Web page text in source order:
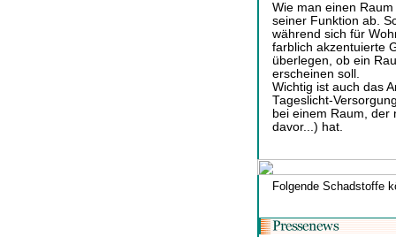
Wie man einen
seiner Funktion ab.
während sich für
farblich akzentuierte
überlegen, ob ein
erscheinen soll.
Wichtig ist auch das
Tageslicht-
bei einem Raum, der
davor...) hat.
Folgende Schadstoffe